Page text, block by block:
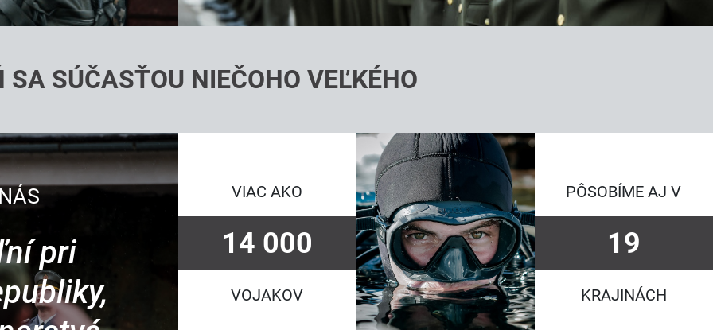
SA SÚČASŤOU NIEČOHO VEĽKÉHO
SLOVAMI JEDNÉHO Z NÁS
VIAC AKO
14 000
VOJAKOV
PÔSOBÍME AJ V
19
KRAJINÁCH